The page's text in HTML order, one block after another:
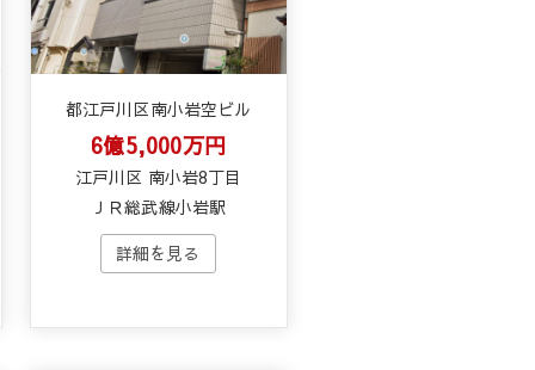
都江戸川区南小岩空ビル
6億5,000万円
江戸川区 南小岩8丁目
ＪＲ総武線小岩駅